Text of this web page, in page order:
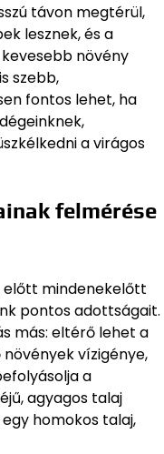
távon megtérül,
lesznek, és a
növény
szebb,
fontos lehet, ha
a virágos
felmérése
előtt mindenekelőtt
pontos adottságait.
más: eltérő lehet a
vízigénye,
a
agyagos talaj
homokos talaj,